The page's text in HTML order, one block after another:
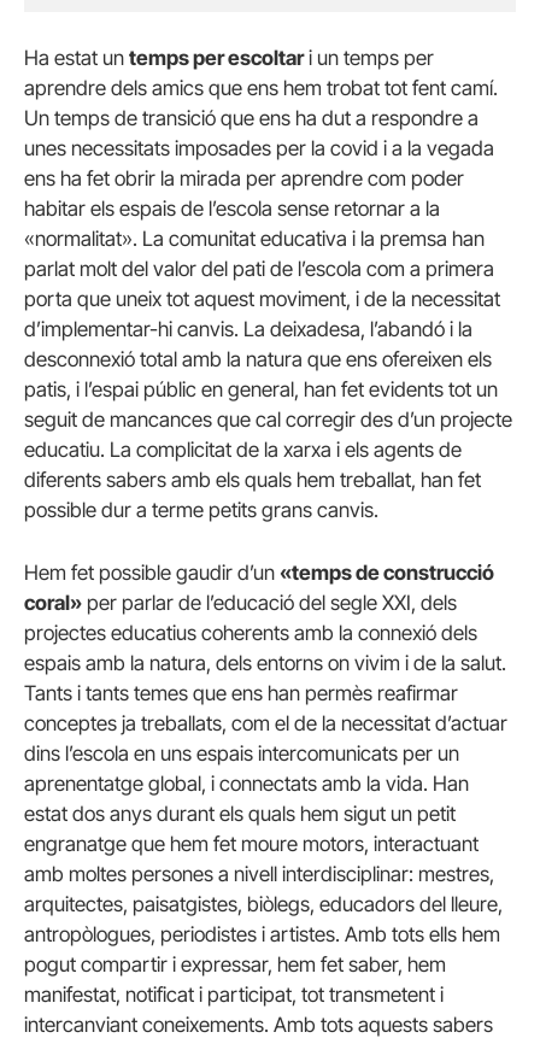
Ha estat un temps per escoltari un temps per
aprendre dels amics que ens hem trobat tot fent camí.
Un temps de transició que ens ha dut a respondre a
unes necessitats imposades per la covid i a la vegada
ens ha fet obrir la mirada per aprendre com poder
habitar els espais de l’escola sense retornar a la
«normalitat». La comunitat educativa i la premsa han
parlat molt del valor del pati de l’escola com a primera
porta que uneix tot aquest moviment, i de la necessitat
d’implementar-hi canvis. La deixadesa, l’abandó i la
desconnexió total amb la natura que ens ofereixen els
patis, i l’espai públic en general, han fet evidents tot un
seguit de mancances que cal corregir des d’un projecte
educatiu. La complicitat de la xarxa i els agents de
diferents sabers amb els quals hem treballat, han fet
possible dur a terme petits grans canvis.
Hem fet possible gaudir d’un «temps de construcció
coral» per parlar de l’educació del segle XXI, dels
projectes educatius coherents amb la connexió dels
espais amb la natura, dels entorns on vivim i de la salut.
Tants i tants temes que ens han permès reafirmar
conceptes ja treballats, com el de la necessitat d’actuar
dins l’escola en uns espais intercomunicats per un
aprenentatge global, i connectats amb la vida. Han
estat dos anys durant els quals hem sigut un petit
engranatge que hem fet moure motors, interactuant
amb moltes persones a nivell interdisciplinar: mestres,
arquitectes, paisatgistes, biòlegs, educadors del lleure,
antropòlogues, periodistes i artistes. Amb tots ells hem
pogut compartir i expressar, hem fet saber, hem
manifestat, notificat i participat, tot transmetent i
intercanviant coneixements. Amb tots aquests sabers